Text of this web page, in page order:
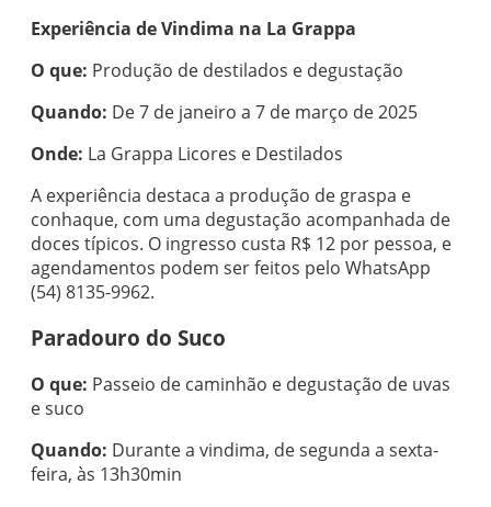
Experiência de Vindima na La Grappa
O que: Produção de destilados e degustação
Quando: De 7 de janeiro a 7 de março de 2025
Onde: La Grappa Licores e Destilados
A experiência destaca a produção de graspa e
conhaque, com uma degustação acompanhada de
doces típicos. O ingresso custa R$ 12 por pessoa, e
agendamentos podem ser feitos pelo WhatsApp
(54) 8135-9962.
Paradouro do Suco
O que: Passeio de caminhão e degustação de uvas
e suco
Quando: Durante a vindima, de segunda a sexta-
feira, às 13h30min